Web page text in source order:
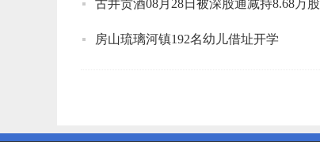
古井贡酒08月28日被深股通减持8.68万股
房山琉璃河镇192名幼儿借址开学